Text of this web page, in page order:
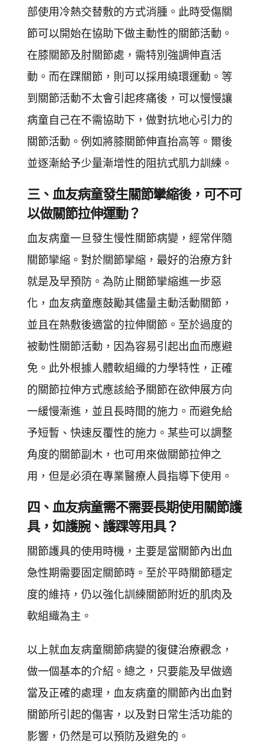
部使用冷熱交替敷的方式消腫。此時受傷關
節可以開始在協助下做主動性的關節活動。
在膝關節及肘關節處，需特別強調伸直活
動。而在踝關節，則可以採用繞環運動。等
到關節活動不太會引起疼痛後，可以慢慢讓
病童自己在不需協助下，做對抗地心引力的
關節活動。例如將膝關節伸直抬高等。爾後
並逐漸給予少量漸增性的阻抗式肌力訓練。
三、血友病童發生關節攣縮後，可不可
以做關節拉伸運動？
血友病童一旦發生慢性關節病變，經常伴隨
關節攣縮。對於關節攣縮，最好的治療方針
就是及早預防。為防止關節攣縮進一步惡
化，血友病童應鼓勵其儘量主動活動關節，
並且在熱敷後適當的拉伸關節。至於過度的
被動性關節活動，因為容易引起出血而應避
免。此外根據人體軟組織的力學特性，正確
的關節拉伸方式應該給予關節在欲伸展方向
一緩慢漸進，並且長時間的施力。而避免給
予短暫、快速反覆性的施力。某些可以調整
角度的關節副木，也可用來做關節拉伸之
用，但是必須在專業醫療人員指導下使用。
四、血友病童需不需要長期使用關節護
具，如護腕、護踝等用具？
關節護具的使用時機，主要是當關節內出血
急性期需要固定關節時。至於平時關節穩定
度的維持，仍以強化訓練關節附近的肌肉及
軟組織為主。
以上就血友病童關節病變的復健治療觀念，
做一個基本的介紹。總之，只要能及早做適
當及正確的處理，血友病童的關節內出血對
關節所引起的傷害，以及對日常生活功能的
影響，仍然是可以預防及避免的。